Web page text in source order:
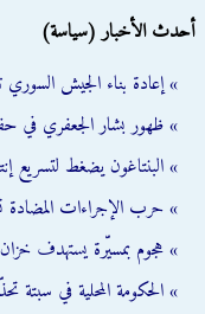
أحدث الأخبار (سياسة)
» إعادة بناء الجيش
» ظهور بشار الجعفري في
» البنتاغون يضغط لتسريع
» حرب الإجراءات المضادة
» هجوم بمسيّرة يستهدف
» الحكومة المحلية في سبتة